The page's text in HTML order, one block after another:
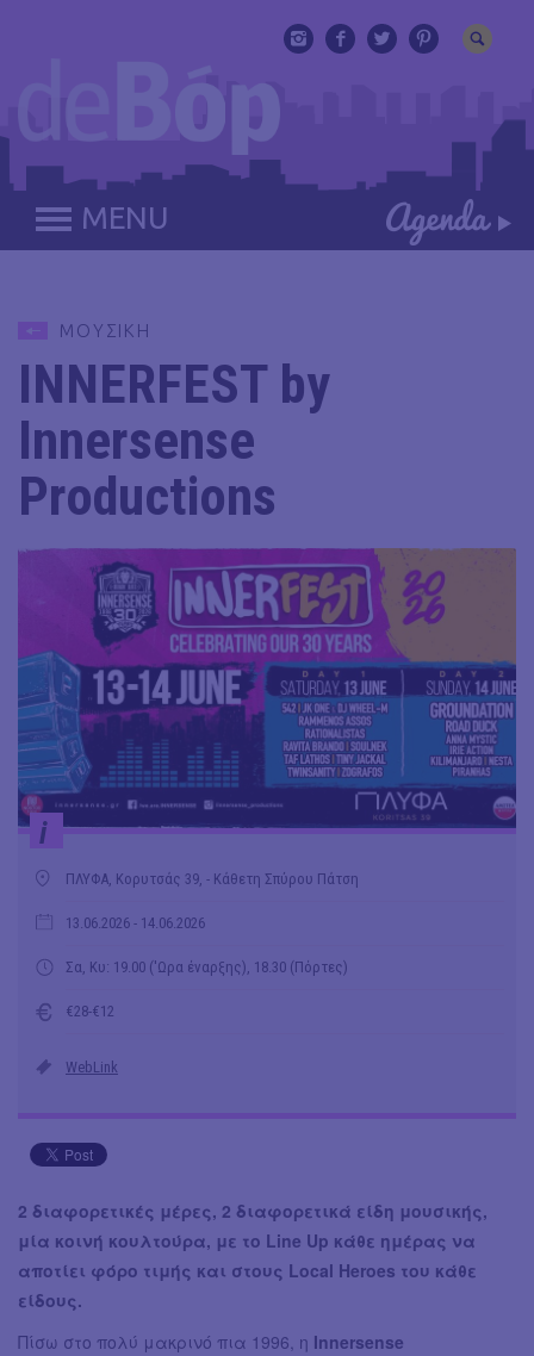
MENU
ΜΟΥΣΙΚΗ
INNERFEST by
Innersense
Productions
i
ΠΛΥΦΑ, Κορυτσάς 39, - Κάθετη Σπύρου Πάτση
13.06.2026 - 14.06.2026
Σα, Κυ: 19.00 ('Ωρα έναρξης), 18.30 (Πόρτες)
€28-€12
WebLink
2 διαφορετικές μέρες, 2 διαφορετικά είδη μουσικής,
μία κοινή κουλτούρα, με το Line Up κάθε ημέρας να
αποτίει φόρο τιμής και στους Local Heroes του κάθε
είδους.
Πίσω στο πολύ μακρινό πια 1996, η Innersense